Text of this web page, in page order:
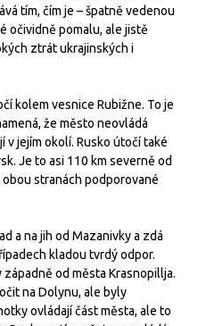
tím, čím je – špatně vedenou
očividně pomalu, ale jistě
ztrát ukrajinských i
kolem vesnice Rubižne. To je
že město neovládá
v jejím okolí. Rusko útočí také
Je to asi 110 km severně od
stranách podporované
a na jih od Mazanivky a zdá
kladou tvrdý odpor.
od města Krasnopillja.
na Dolynu, ale byly
ovládají část města, ale to